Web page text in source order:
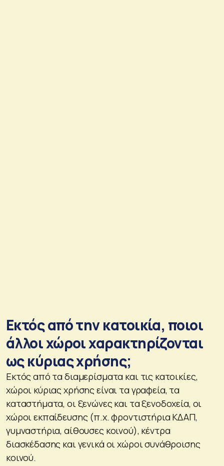
Εκτός από την κατοικία, ποιοι
άλλοι χώροι χαρακτηρίζονται
ως κύριας χρήσης;
Εκτός από τα διαμερίσματα και τις κατοικίες,
χώροι κύριας χρήσης είναι τα γραφεία, τα
καταστήματα, οι ξενώνες και τα ξενοδοχεία, οι
χώροι εκπαίδευσης (π.χ. φροντιστήρια ΚΔΑΠ,
γυμναστήρια, αίθουσες κοινού), κέντρα
διασκέδασης και γενικά οι χώροι συνάθροισης
κοινού.